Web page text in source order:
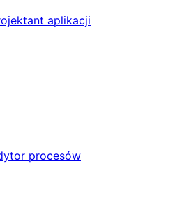
aplikacji
procesów